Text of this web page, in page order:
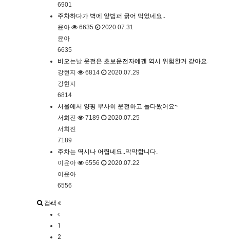
6901
주차하다가 벽에 앞범퍼 긁어 먹었네요..
윤아
6635
2020.07.31
윤아
6635
비오는날 운전은 초보운전자에겐 역시 위험한거 같아요.
강현지
6814
2020.07.29
강현지
6814
서울에서 양평 무사히 운전하고 놀다왔어요~
서희진
7189
2020.07.25
서희진
7189
주차는 역시나 어렵네요..막막합니다.
이윤아
6556
2020.07.22
이윤아
6556
검색
1
2